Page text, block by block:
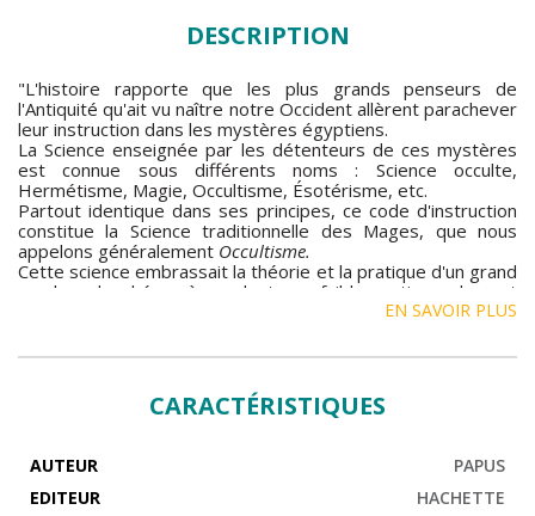
DESCRIPTION
"L'histoire rapporte que les plus grands penseurs de
l'Antiquité qu'ait vu naître notre Occident allèrent parachever
leur instruction dans les mystères égyptiens.
La Science enseignée par les détenteurs de ces mystères
est connue sous différents noms : Science occulte,
Hermétisme, Magie, Occultisme, Ésotérisme, etc.
Partout identique dans ses principes, ce code d'instruction
constitue la Science traditionnelle des Mages, que nous
appelons généralement Occultisme.
Cette science embrassait la théorie et la pratique d'un grand
nombre de phénomènes dont une faible partie seulement
constitue de nos jours le domaine du magnétisme ou des
l'étude de la Psychurgie, ne formaient, notons-le bien,
encore trois grandes divisions : la Théurgie, la Magie,
l'historien de reprendre l'Antiquité sous une forme encore
peu connue. Cette étude présente d'autre part à
EN SAVOIR PLUS
CARACTÉRISTIQUES
AUTEUR
PAPUS
EDITEUR
HACHETTE